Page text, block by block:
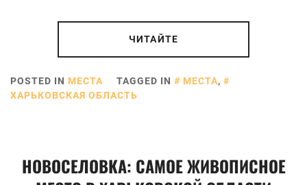
ЧИТАЙТЕ
POSTED IN МЕСТА TAGGED IN МЕСТА,
ХАРЬКОВСКАЯ ОБЛАСТЬ
НОВОСЕЛОВКА: САМОЕ ЖИВОПИСНОЕ